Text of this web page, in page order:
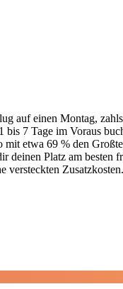
auf einen Montag,
7 Tage im Voraus
etwa 69 % den
Platz am
versteckten Zusatzkosten.